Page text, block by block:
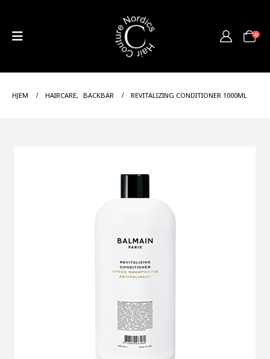
0
HJEM HAIRCARE, BACKBAR REVITALIZING CONDITIONER 1000ML